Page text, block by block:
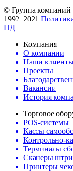
© Группа компаний
1992–2021
ПД
Компания
О компании
Наши клиенты
Проекты
Вакансии
История
Торговое
POS-системы
Кассы
Контрольно-
Терминалы
Сканеры
Принтеры